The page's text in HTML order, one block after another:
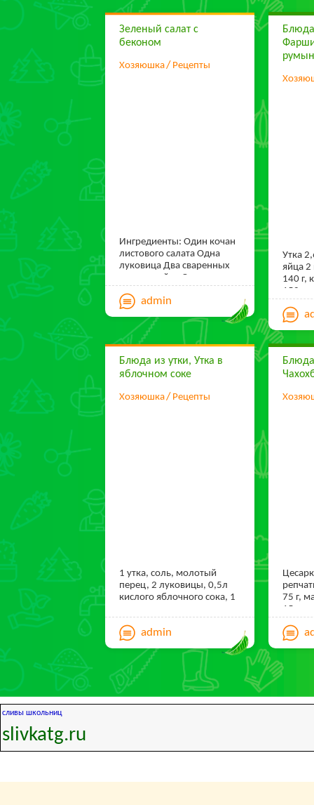
Зеленый салат с
беконом
Хозяюшка Рецепты
Ингредиенты: Один кочан
листового салата Одна
луковица Два сваренных
вкрутую яйца Один пучок
варено-копченого бекона
растительного масла
Описание блюда:
Салат, который одинаково
любят как женщины, ведь
он содержит зеленый
он содержит бекон.
admin
Утка
яйца 2
140 г,
150 г,
800 г,
Блюда из утки, Утка в
яблочном соке
Хозяюшка Рецепты
1 утка, соль, молотый
перец, 2 луковицы, 0,5л
кислого яблочного сока, 1
admin
75 г,
15 г,
— 0,1
сливы школьниц
slivkatg.ru